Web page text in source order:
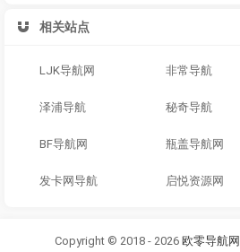
相关站点
LJK导航网 非常导航
泽浦导航 秘奇导航
BF导航网 瓶盖导航网
发卡网导航 启悦资源网
Copyright © 2018 - 2026 欧零导航网